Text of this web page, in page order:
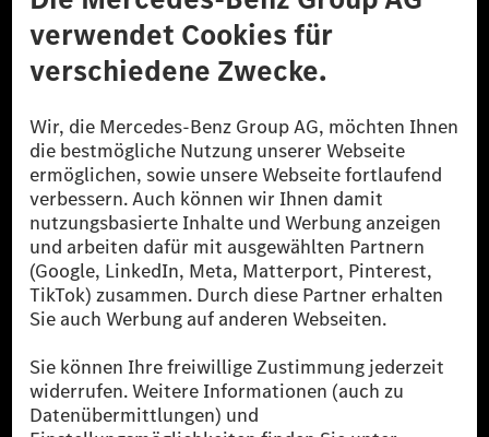
Datenschutz Lizenzhinweise Dritter Barrierefreiheit
© 2026 Mercedes-Benz Group AG. Alle Rechte vorbehalten.
[1] Bilanziell CO₂-neutral bedeutet, dass nicht vermiedene oder nicht
reduzierte CO₂-Emissionen bei der Mercedes-Benz Group durch
zertifizierte Ausgleichsprojekte kompensiert werden.
[2] Renewable Charging ist ein integraler Bestandteil von MB.CHARGE
Public in Europa, den USA, Kanada und China. Sofern an der jeweiligen
Ladestation noch kein Strom aus erneuerbaren Energien vorliegt,
verwendet Renewable Charging Grünstromzertifikate*. Diese stellen
sicher, dass für Ladevorgänge über MB.CHARGE Public eine äquivalente
Strommenge aus erneuerbaren Energien ins Stromnetz eingespeist wird.
als sechs Jahre sind.
* Inkl. EKOenergy Ökolabel
* Die angegebenen Werte wurden nach dem vorgeschriebenen
Messverfahren WLTP (Worldwide harmonised Light vehicles Test